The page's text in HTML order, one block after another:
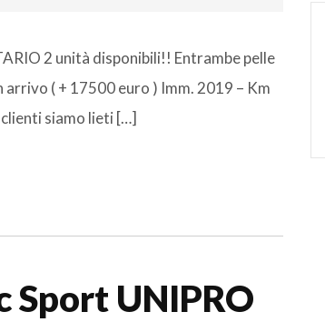
2 unità disponibili!! Entrambe pelle
( + 17500 euro ) Imm. 2019 – Km
clienti siamo lieti […]
Sport UNIPRO